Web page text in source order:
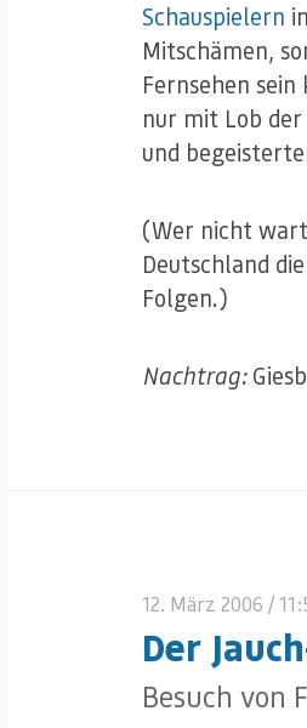
Schauspielern
Mitschämen,
Fernsehen
nur mit Lob
und
(Wer nicht
Deutschland
Folgen.)
Nachtrag:
12. März 2006 /
Der
Besuch von